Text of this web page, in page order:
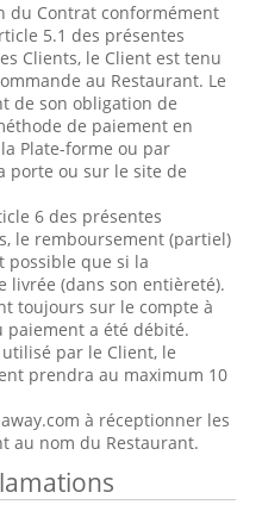
du Contrat conformément
5.1 des présentes
Clients, le Client est tenu
au Restaurant. Le
de son obligation de
de paiement en
Plate-forme ou par
porte ou sur le site de
6 des présentes
le remboursement (partiel)
possible que si la
livrée (dans son entièreté).
toujours sur le compte à
a été débité.
par le Client, le
prendra au maximum 10
à réceptionner les
au nom du Restaurant.